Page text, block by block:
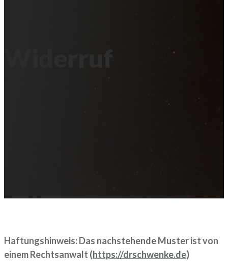
Haftungshinweis: Das nachstehende Muster ist von
einem Rechtsanwalt (https://drschwenke.de)